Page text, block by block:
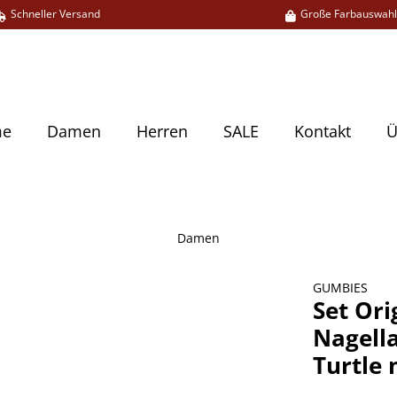
Schneller Versand Große Farbauswahl
Damen Herren SALE Kontakt
Damen
GUMBIES
Set
Turtle